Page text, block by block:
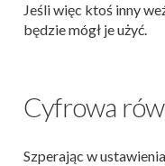
Jeśli więc ktoś inny
będzie mógł je użyć.
Cyfrowa
Szperając w